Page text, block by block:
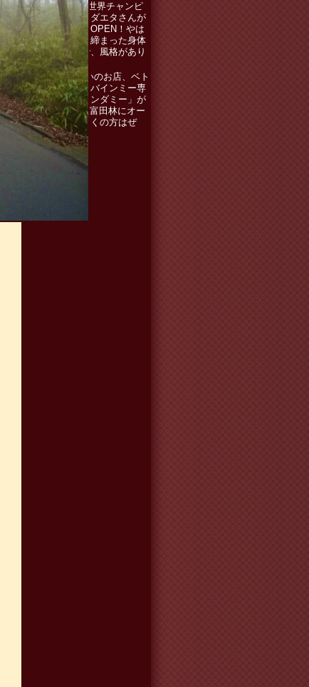
WBA元世界チャンピ
オンのランダエタさんが
大阪でジムOPEN！やは
り今も引き締まった身体
で、機敏で、風格があり
ました！！
知り合いのお店、ベト
ナムサンドバインミー専
門店の「トンダミー」が
5.15（金）富田林にオー
プン！お近くの方はぜ
ひ！